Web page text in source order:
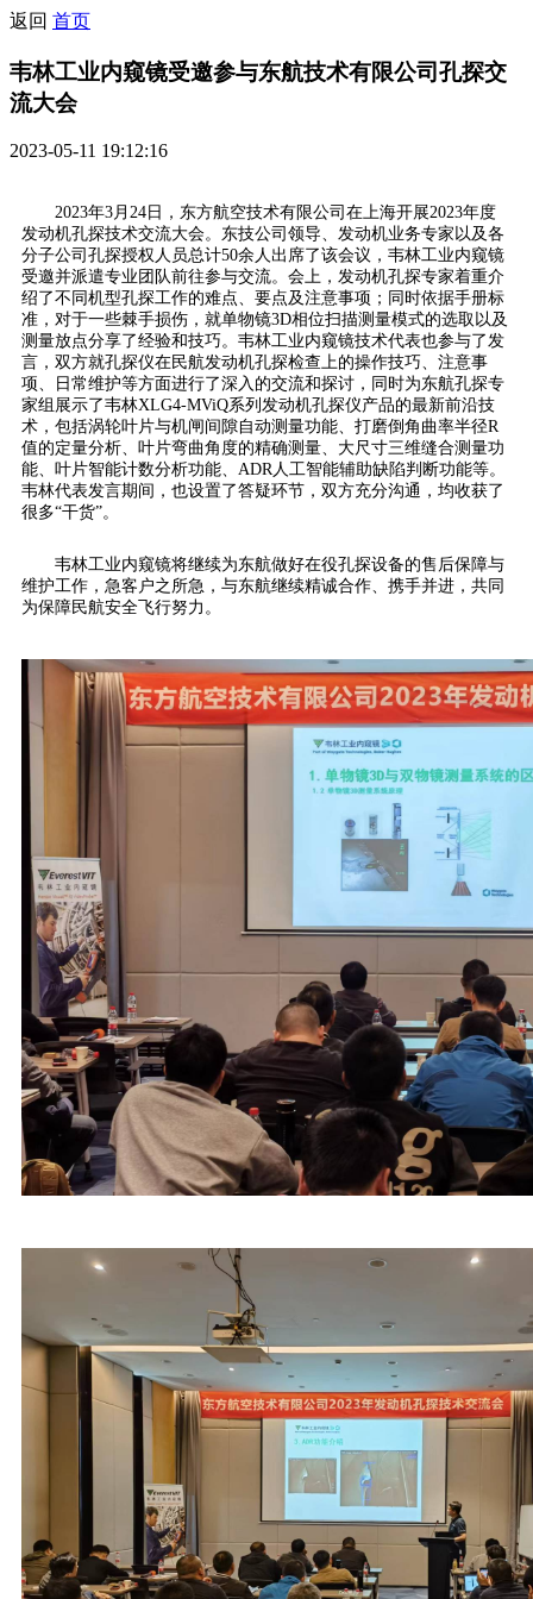
返回 首页
韦林工业内窥镜受邀参与东航技术有限公司孔探交
流大会
2023-05-11 19:12:16
2023年3月24日，东方航空技术有限公司在上海开展2023年度
发动机孔探技术交流大会。东技公司领导、发动机业务专家以及各
分子公司孔探授权人员总计50余人出席了该会议，韦林工业内窥镜
受邀并派遣专业团队前往参与交流。会上，发动机孔探专家着重介
绍了不同机型孔探工作的难点、要点及注意事项；同时依据手册标
准，对于一些棘手损伤，就单物镜3D相位扫描测量模式的选取以及
测量放点分享了经验和技巧。韦林工业内窥镜技术代表也参与了发
言，双方就孔探仪在民航发动机孔探检查上的操作技巧、注意事
项、日常维护等方面进行了深入的交流和探讨，同时为东航孔探专
家组展示了韦林XLG4-MViQ系列发动机孔探仪产品的最新前沿技
术，包括涡轮叶片与机闸间隙自动测量功能、打磨倒角曲率半径R
值的定量分析、叶片弯曲角度的精确测量、大尺寸三维缝合测量功
能、叶片智能计数分析功能、ADR人工智能辅助缺陷判断功能等。
韦林代表发言期间，也设置了答疑环节，双方充分沟通，均收获了
很多“干货”。
韦林工业内窥镜将继续为东航做好在役孔探设备的售后保障与
维护工作，急客户之所急，与东航继续精诚合作、携手并进，共同
为保障民航安全飞行努力。